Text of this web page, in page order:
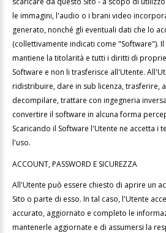
le immagini, l'audio o i brani video
generato, nonché gli eventuali dati che lo
(collettivamente indicati come "Software").
mantiene la titolarità e tutti i diritti di
Software e non li trasferisce all'Utente.
ridistribuire, dare in sub licenza, trasferire,
decompilare, trattare con ingegneria
convertire il software in alcuna forma
Scaricando il Software l'Utente ne accetta i
l'uso.
ACCOUNT, PASSWORD E SICUREZZA
All'Utente può essere chiesto di aprire un
Sito o parte di esso. In tal caso, l'Utente
accurato, aggiornato e completo le
mantenerle aggiornate e di assumersi la